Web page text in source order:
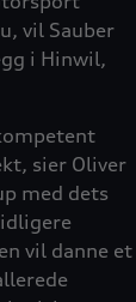
vil Sauber
i Hinwil,
sier Oliver
med dets
vil danne et